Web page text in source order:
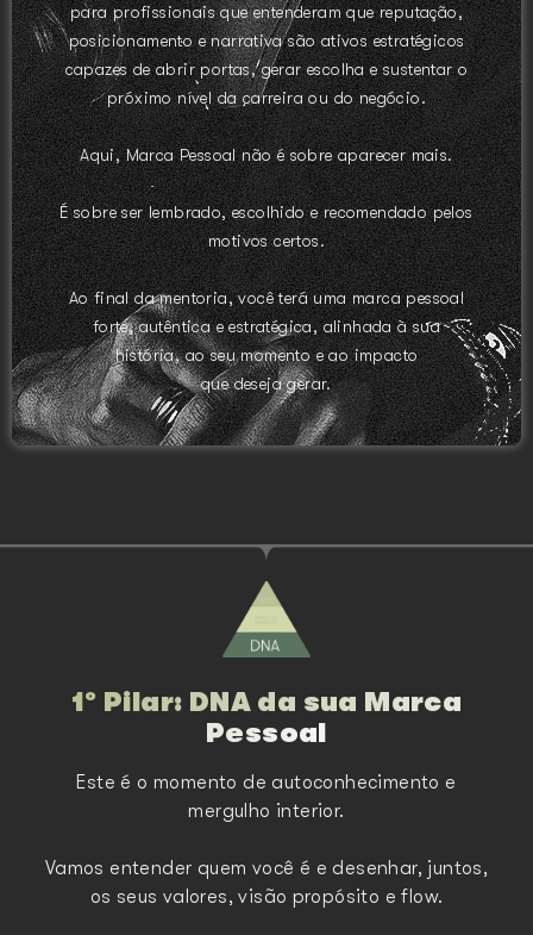
para profissionais que entenderam que reputação,
posicionamento e narrativa são ativos estratégicos
capazes de abrir portas, gerar escolha e sustentar o
próximo nível da carreira ou do negócio.
Aqui, Marca Pessoal não é sobre aparecer mais.
É sobre ser lembrado, escolhido e recomendado pelos
motivos certos.
Ao final da mentoria, você terá uma marca pessoal
forte, autêntica e estratégica, alinhada à sua
história, ao seu momento e ao impacto
que deseja gerar.
1º Pilar: DNA da sua Marca
Pessoal
Este é o momento de autoconhecimento e
mergulho interior.
Vamos entender quem você é e desenhar, juntos,
os seus valores, visão propósito e flow.